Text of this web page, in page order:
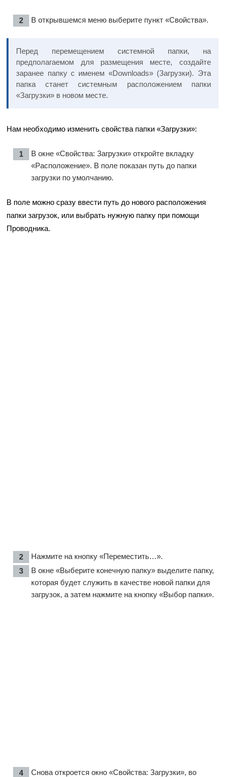
В открывшемся меню выберите пункт «Свойства».
Перед перемещением системной папки, на
предполагаемом для размещения месте, создайте
заранее папку с именем «Downloads» (Загрузки). Эта
папка станет системным расположением папки
«Загрузки» в новом месте.
Нам необходимо изменить свойства папки «Загрузки»:
В окне «Свойства: Загрузки» откройте вкладку
«Расположение». В поле показан путь до папки
загрузки по умолчанию.
В поле можно сразу ввести путь до нового расположения
папки загрузок, или выбрать нужную папку при помощи
Проводника.
Нажмите на кнопку «Переместить…».
В окне «Выберите конечную папку» выделите папку,
которая будет служить в качестве новой папки для
загрузок, а затем нажмите на кнопку «Выбор папки».
Снова откроется окно «Свойства: Загрузки», во